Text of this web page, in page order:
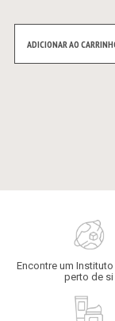
ADICIONAR AO
Encontre um
perto de si